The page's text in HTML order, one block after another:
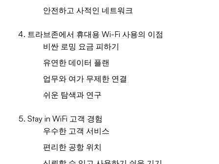
안전하고 사적인 네트워크
트라브존에서 휴대용 Wi-Fi 사용의 이점
비싼 로밍 요금 피하기
유연한 데이터 플랜
업무와 여가 무제한 연결
쉬운 탐색과 연구
Stay in WiFi 고객 경험
우수한 고객 서비스
편리한 공항 위치